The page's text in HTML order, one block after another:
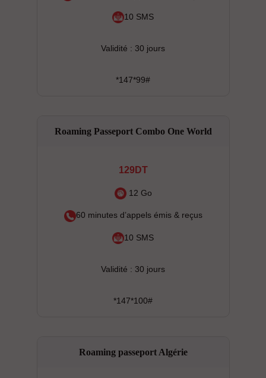
10 SMS
Validité : 30 jours
*147*99#
Roaming Passeport Combo One World
129DT
12 Go
60 minutes d’appels émis & reçus
10 SMS
Validité : 30 jours
*147*100#
Roaming passeport Algérie